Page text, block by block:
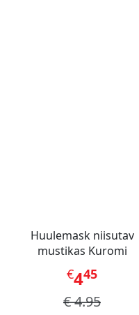
Huulemask niisutav
mustikas Kuromi
€445
€4.95